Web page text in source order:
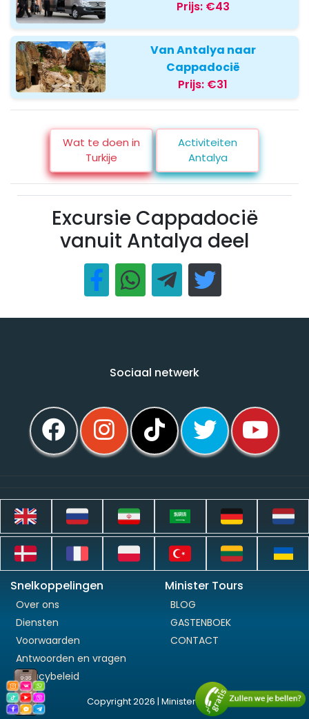
Prijs: €43
Van Antalya naar
Cappadocië
Prijs: €31
Wat te doen in
Turkije
Activiteiten
Antalya
Excursie Cappadocië
vanuit Antalya deel
Sociaal netwerk
Snelkoppelingen
Over ons
Diensten
Voorwaarden
Antwoorden en vragen
Privacybeleid
Minister Tours
BLOG
GASTENBOEK
CONTACT
Copyright 2026 | Minister Tours